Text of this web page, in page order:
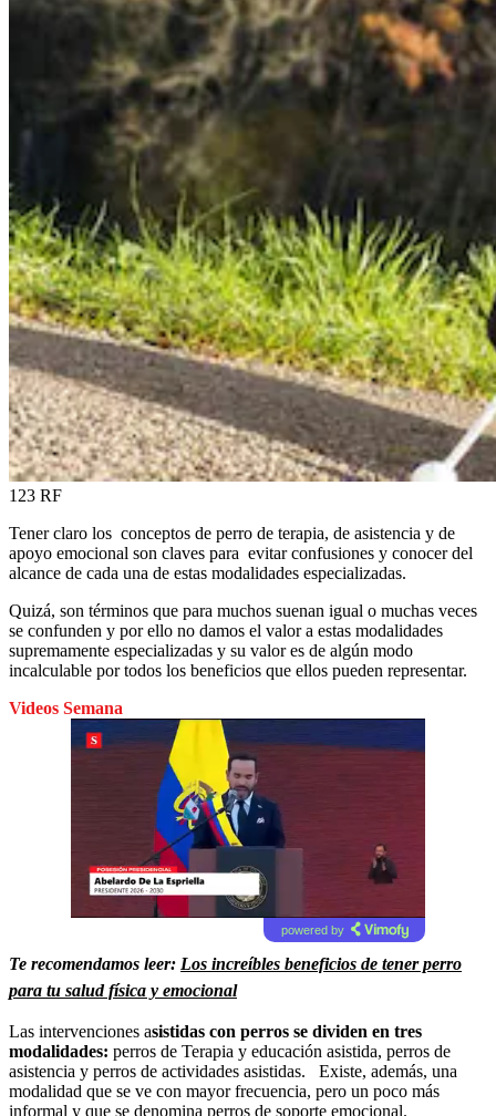
123 RF
Tener claro los conceptos de perro de terapia, de asistencia y de
apoyo emocional son claves para evitar confusiones y conocer del
alcance de cada una de estas modalidades especializadas.
Quizá, son términos que para muchos suenan igual o muchas veces
se confunden y por ello no damos el valor a estas modalidades
supremamente especializadas y su valor es de algún modo
incalculable por todos los beneficios que ellos pueden representar.
Videos Semana
powered by
Te recomendamos leer: Los increíbles beneficios de tener perro
para tu salud física y emocional
Las intervenciones asistidas con perros se dividen en tres
modalidades: perros de Terapia y educación asistida, perros de
asistencia y perros de actividades asistidas. Existe, además, una
modalidad que se ve con mayor frecuencia, pero un poco más
informal y que se denomina perros de soporte emocional.